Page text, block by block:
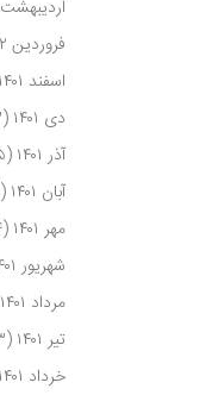
اردیبهشت ۱۴۰۲
فروردین ۱۴۰۲
اسفند ۱۴۰۱
دی ۱۴۰۱
(۳)
آذر ۱۴۰۱
(۵)
آبان ۱۴۰۱
(۵)
مهر ۱۴۰۱
(۴)
شهریور ۱۴۰۱
مرداد ۱۴۰۱
تیر ۱۴۰۱
(۳)
خرداد ۱۴۰۱